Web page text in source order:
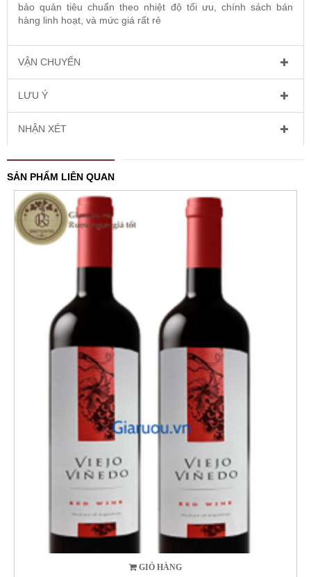
bảo quản tiêu chuẩn theo nhiệt độ tối ưu, chính sách bán
hàng linh hoạt, và mức giá rất rẻ
VẬN CHUYỂN
LƯU Ý
NHẬN XÉT
SẢN PHẨM LIÊN QUAN
GIỎ HÀNG